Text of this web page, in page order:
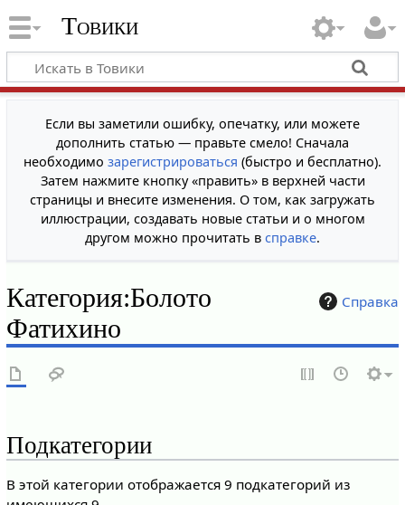
Товики
Если вы заметили ошибку, опечатку, или можете
дополнить статью — правьте смело! Сначала
необходимо зарегистрироваться (быстро и бесплатно).
Затем нажмите кнопку «править» в верхней части
страницы и внесите изменения. О том, как загружать
иллюстрации, создавать новые статьи и о многом
другом можно прочитать в справке.
Справка
Категория:Болото
Фатихино
Подкатегории
В этой категории отображается 9 подкатегорий из